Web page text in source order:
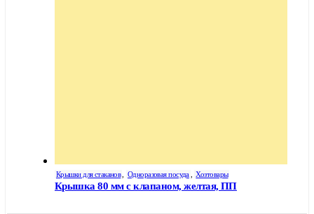
Крышки для стаканов Одноразовая посуда Хозтовары
Крышка 80 мм с клапаном, желтая, ПП